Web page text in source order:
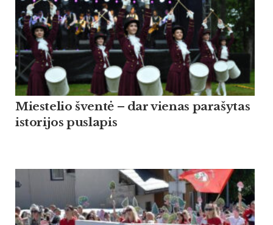
Miestelio šventė – dar vienas parašytas
istorijos puslapis